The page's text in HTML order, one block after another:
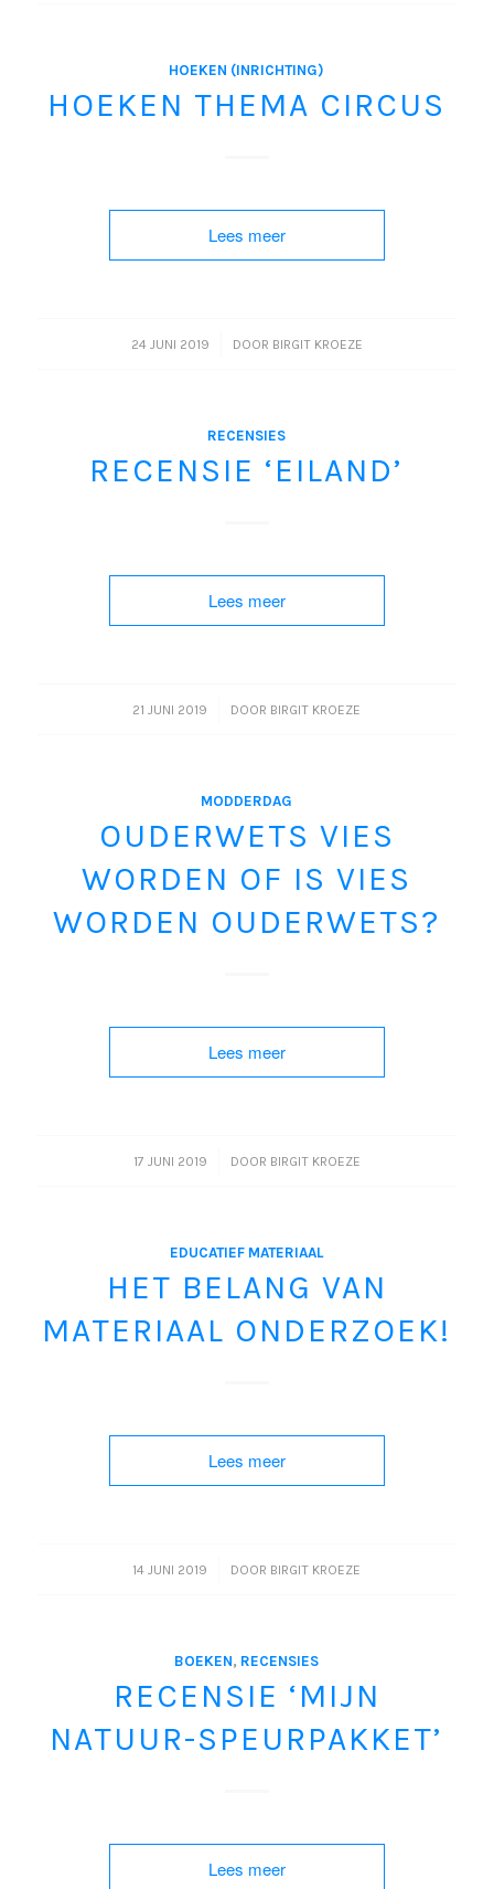
HOEKEN (INRICHTING)
HOEKEN THEMA CIRCUS
Lees meer
24 JUNI 2019
/ DOOR BIRGIT KROEZE
RECENSIES
RECENSIE ‘EILAND’
Lees meer
21 JUNI 2019
/ DOOR BIRGIT KROEZE
MODDERDAG
OUDERWETS VIES
WORDEN OF IS VIES
WORDEN OUDERWETS?
Lees meer
17 JUNI 2019
/ DOOR BIRGIT KROEZE
EDUCATIEF MATERIAAL
HET BELANG VAN
MATERIAAL ONDERZOEK!
Lees meer
14 JUNI 2019
/ DOOR BIRGIT KROEZE
BOEKEN, RECENSIES
RECENSIE ‘MIJN
NATUUR-SPEURPAKKET’
Lees meer